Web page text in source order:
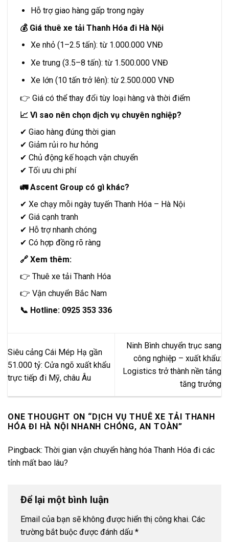
Hỗ trợ giao hàng gấp trong ngày
💰 Giá thuê xe tải Thanh Hóa đi Hà Nội
Xe nhỏ (1–2.5 tấn): từ 1.000.000 VNĐ
Xe trung (3.5–8 tấn): từ 1.500.000 VNĐ
Xe lớn (10 tấn trở lên): từ 2.500.000 VNĐ
👉 Giá có thể thay đổi tùy loại hàng và thời điểm
📈 Vì sao nên chọn dịch vụ chuyên nghiệp?
✔ Giao hàng đúng thời gian
✔ Giảm rủi ro hư hỏng
✔ Chủ động kế hoạch vận chuyển
✔ Tối ưu chi phí
🚛 Ascent Group có gì khác?
✔ Xe chạy mỗi ngày tuyến Thanh Hóa – Hà Nội
✔ Giá cạnh tranh
✔ Hỗ trợ nhanh chóng
✔ Có hợp đồng rõ ràng
🔗 Xem thêm:
👉 Thuê xe tải Thanh Hóa
👉 Vận chuyển Bắc Nam
📞 Hotline: 0925 353 336
Siêu cảng Cái Mép Hạ gần
51.000 tỷ: Cửa ngõ xuất khẩu
trực tiếp đi Mỹ, châu Âu
Ninh Bình chuyển trục sang
công nghiệp – xuất khẩu:
Logistics trở thành nền tảng
tăng trưởng
ONE THOUGHT ON “ DỊCH VỤ THUÊ XE TẢI THANH
HÓA ĐI HÀ NỘI NHANH CHÓNG, AN TOÀN”
Pingback: Thời gian vận chuyển hàng hóa Thanh Hóa đi các
tỉnh mất bao lâu?
Để lại một bình luận
Email của bạn sẽ không được hiển thị công khai. Các
trường bắt buộc được đánh dấu *